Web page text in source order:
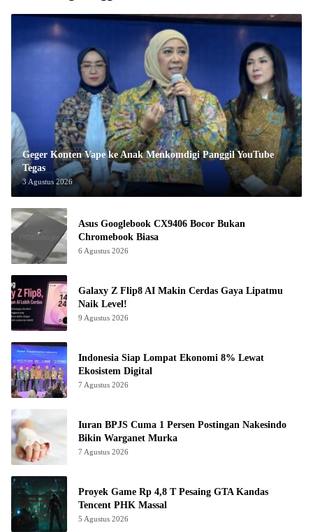
Geger Konten Vape ke Anak Menkomdigi Panggil YouTube
Tegas
3 Agustus 2026
Asus Googlebook CX9406 Bocor Bukan
Chromebook Biasa
6 Agustus 2026
Galaxy Z Flip8 AI Makin Cerdas Gaya Lipatmu
Naik Level!
9 Agustus 2026
Indonesia Siap Lompat Ekonomi 8% Lewat
Ekosistem Digital
7 Agustus 2026
Iuran BPJS Cuma 1 Persen Postingan Nakesindo
Bikin Warganet Murka
7 Agustus 2026
Proyek Game Rp 4,8 T Pesaing GTA Kandas
Tencent PHK Massal
5 Agustus 2026